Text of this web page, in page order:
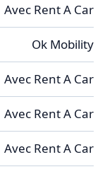
Avec Rent A Car
Ok Mobility
Avec Rent A Car
Avec Rent A Car
Avec Rent A Car